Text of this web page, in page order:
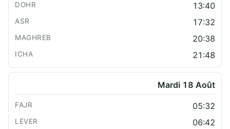
13:40
17:32
20:38
21:48
Mardi 18 Août
05:32
06:42